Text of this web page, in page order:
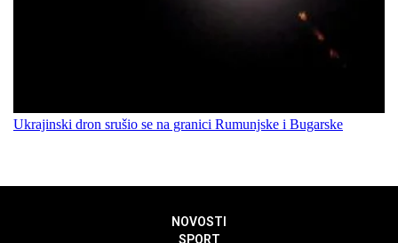
Ukrajinski dron srušio se na granici Rumunjske i Bugarske
NOVOSTI
SPORT